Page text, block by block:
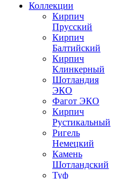
Коллекции
Кирпич
Прусский
Кирпич
Балтийский
Кирпич
Клинкерный
Шотландия
ЭКО
Фагот ЭКО
Кирпич
Рустикальный
Ригель
Немецкий
Камень
Шотландский
Туф